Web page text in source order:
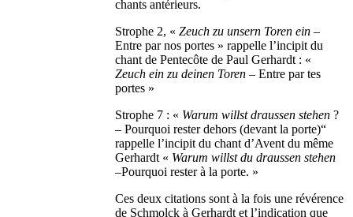
chants antérieurs.
Strophe 2, «Zeuch zu unsern Toren ein –
Entre par nos portes » rappelle l’incipit du
chant de Pentecôte de Paul Gerhardt : «
Zeuch ein zu deinen Toren – Entre par tes
portes »
Strophe 7 : « Warum willst draussen stehen ?
– Pourquoi rester dehors (devant la porte)“
rappelle l’incipit du chant d’Avent du même
Gerhardt « Warum willst du draussen stehen
–Pourquoi rester à la porte. »
Ces deux citations sont à la fois une révérence
de Schmolck à Gerhardt et l’indication que